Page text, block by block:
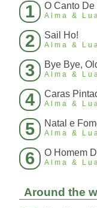
1 O Canto
Alma &
2 Sail Ho!
Alma &
3 Bye Bye,
Alma &
4 Caras
Alma &
5 Natal e
Alma &
6 O Homem
Alma &
Around the